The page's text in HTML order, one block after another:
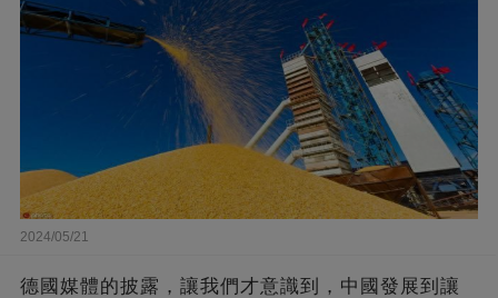
2024/05/21
德國媒體的披露，讓我們才意識到，中國發展到讓